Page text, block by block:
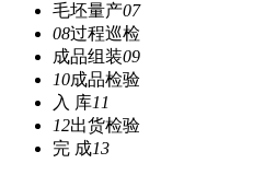
毛坯量产07
08过程巡检
成品组装09
10成品检验
入 库11
12出货检验
完 成13